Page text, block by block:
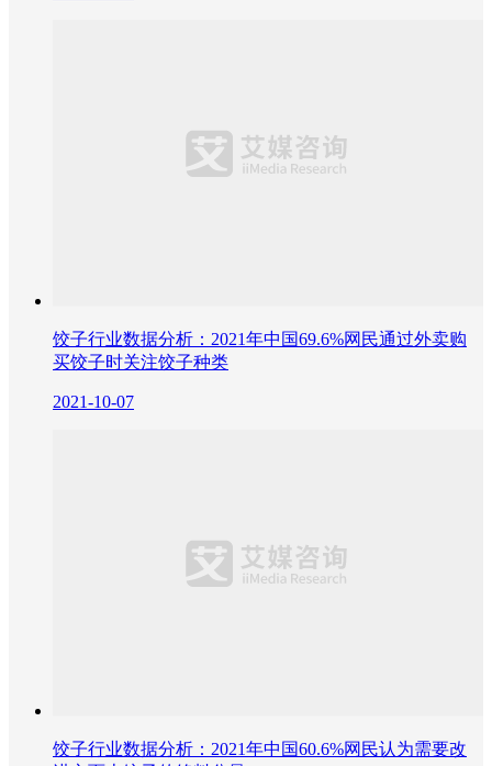
饺子行业数据分析：2021年中国69.6%网民通过外卖购
买饺子时关注饺子种类
2021-10-07
饺子行业数据分析：2021年中国60.6%网民认为需要改